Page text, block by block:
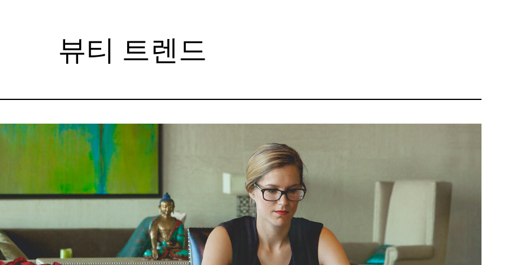
뷰티 트렌드